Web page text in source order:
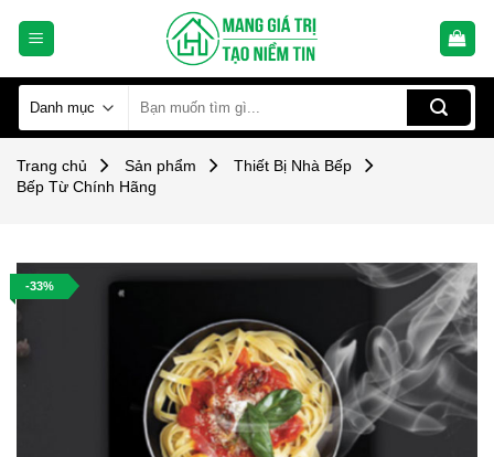
kiếm:
Trang chủ Sản phẩm
Thiết Bị Nhà Bếp
Bếp Từ Chính Hãng
-33%